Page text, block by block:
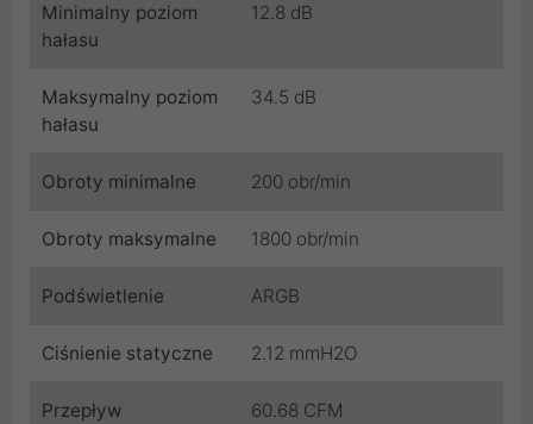
Minimalny poziom
hałasu
12.8 dB
Maksymalny poziom
hałasu
34.5 dB
Obroty minimalne 200 obr/min
Obroty maksymalne 1800 obr/min
Podświetlenie ARGB
Ciśnienie statyczne 2.12 mmH2O
Przepływ 60.68 CFM